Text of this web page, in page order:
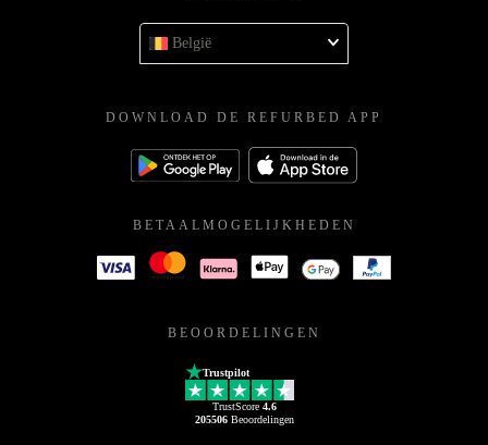
België
DOWNLOAD DE REFURBED APP
BETAALMOGELIJKHEDEN
BEOORDELINGEN
Trustpilot
TrustScore 4.6
205506Beoordelingen